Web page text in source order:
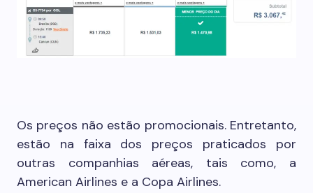
Os preços não estão promocionais. Entretanto,
estão na faixa dos preços praticados por
outras companhias aéreas, tais como, a
American Airlines e a Copa Airlines.